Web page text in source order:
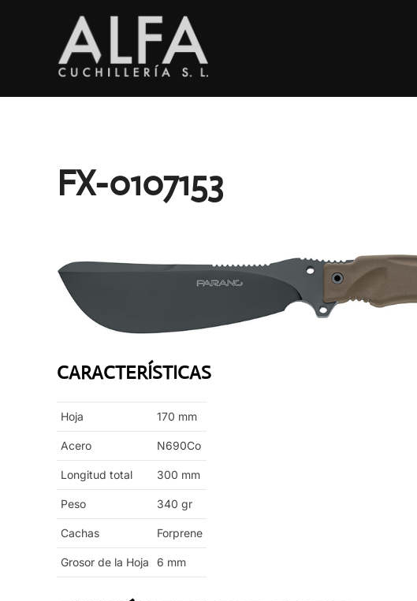
FX-0107153
CARACTERÍSTICAS
Hoja 170 mm
Acero N690Co
Longitud total 300 mm
Peso 340 gr
Cachas Forprene
Grosor de la Hoja 6 mm